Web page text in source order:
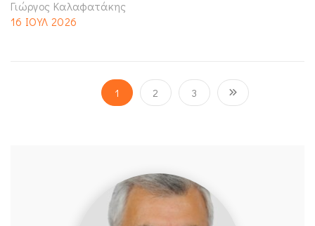
Γιώργος Καλαφατάκης
16 ΙΟΥΛ 2026
1 2 3